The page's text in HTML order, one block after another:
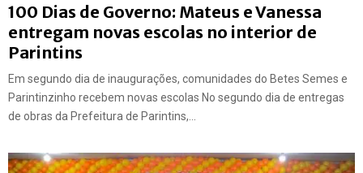
100 Dias de Governo: Mateus e Vanessa
entregam novas escolas no interior de
Parintins
Em segundo dia de inaugurações, comunidades do Betes Semes e
Parintinzinho recebem novas escolas No segundo dia de entregas
de obras da Prefeitura de Parintins,...